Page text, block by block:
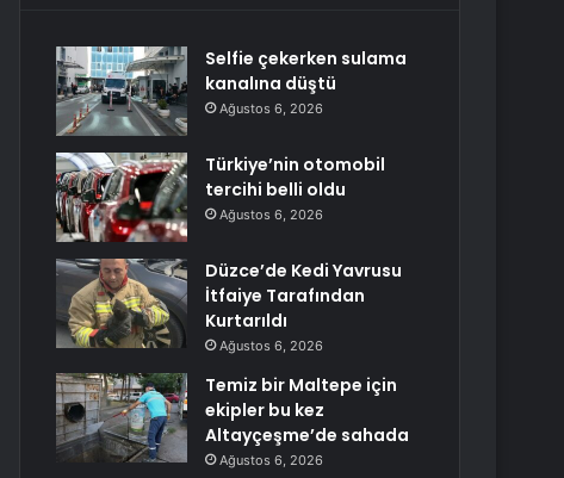
Selfie çekerken sulama
kanalına düştü
Ağustos 6, 2026
Türkiye’nin otomobil
tercihi belli oldu
Ağustos 6, 2026
Düzce’de Kedi Yavrusu
İtfaiye Tarafından
Kurtarıldı
Ağustos 6, 2026
Temiz bir Maltepe için
ekipler bu kez
Altayçeşme’de sahada
Ağustos 6, 2026